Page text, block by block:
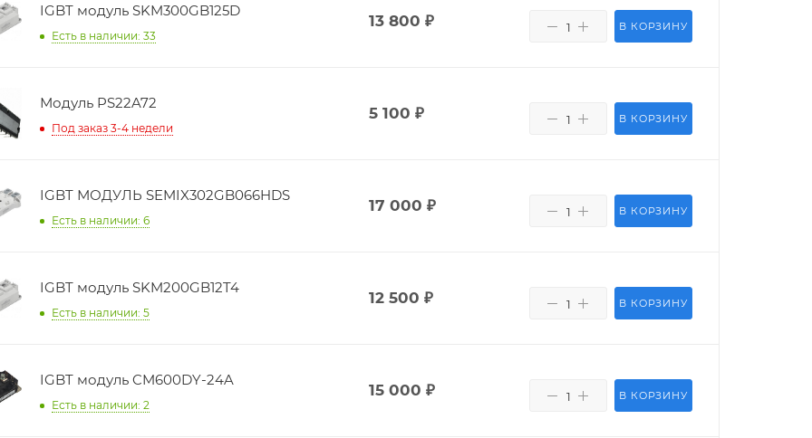
IGBT модуль SKM300GB125D
Есть в наличии: 33
13 800 ₽ В КОРЗИНУ
Модуль PS22A72
Под заказ 3-4 недели
5 100 ₽ В КОРЗИНУ
IGBT МОДУЛЬ SEMIX302GB066HDS
Есть в наличии: 6
17 000 ₽ В КОРЗИНУ
IGBT модуль SKM200GB12T4
Есть в наличии: 5
12 500 ₽ В КОРЗИНУ
IGBT модуль CM600DY-24A
Есть в наличии: 2
15 000 ₽ В КОРЗИНУ